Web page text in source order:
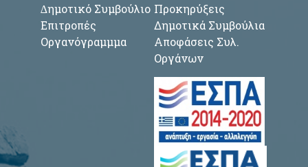
∆ημοτικό Συμβούλιο
Επιτροπές
Οργανόγραμμμα
Προκηρύξεις
Δημοτικά Συμβούλια
Αποφάσεις Συλ.
Οργάνων